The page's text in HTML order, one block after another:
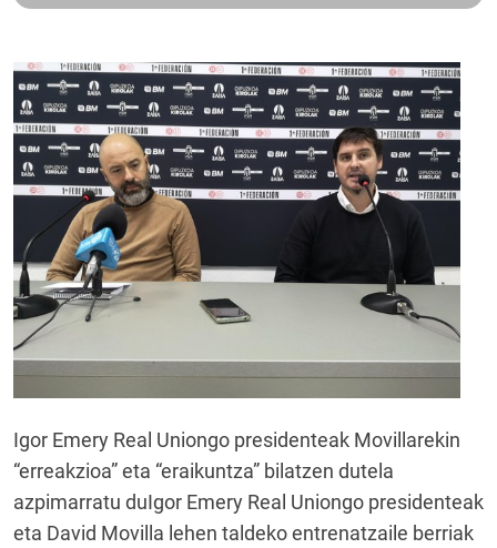
Igor Emery Real Uniongo presidenteak Movillarekin
“erreakzioa” eta “eraikuntza” bilatzen dutela
azpimarratu duIgor Emery Real Uniongo presidenteak
eta David Movilla lehen taldeko entrenatzaile berriak